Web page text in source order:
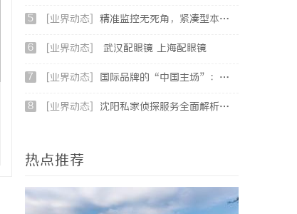
5 [业界动态] 精准监控无死角，紧凑型本安球机赋能安全管理
6 [业界动态] 武汉配眼镜 上海配眼镜
7 [业界动态] 国际品牌的“中国主场”：北京商标律师在跨境维权中的战略支点
8 [业界动态] 沈阳私家侦探服务全面解析：破解疑云，守护真相的专家助力
热点推荐